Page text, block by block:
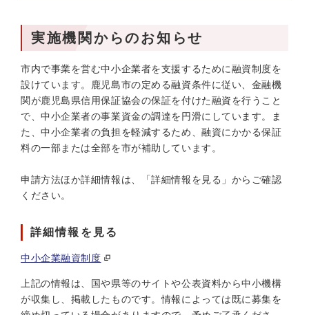
実施機関からのお知らせ
市内で事業を営む中小企業者を支援するために融資制度を
設けています。鹿児島市の定める融資条件に従い、金融機
関が鹿児島県信用保証協会の保証を付けた融資を行うこと
で、中小企業者の事業資金の調達を円滑にしています。ま
た、中小企業者の負担を軽減するため、融資にかかる保証
料の一部または全部を市が補助しています。
申請方法ほか詳細情報は、「詳細情報を見る」からご確認
ください。
詳細情報を見る
中小企業融資制度
上記の情報は、国や県等のサイトや公表資料から中小機構
が収集し、掲載したものです。情報によっては既に募集を